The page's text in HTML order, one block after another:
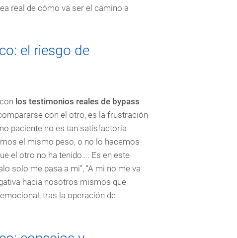
real de cómo va ser el camino a
el riesgo de
los testimonios reales de bypass
con el otro, es la frustración
paciente no es tan satisfactoria
el mismo peso, o no lo hacemos
el otro no ha tenido…. Es en este
solo me pasa a mi”, “A mi no me va
hacia nosotros mismos que
tras la operación de